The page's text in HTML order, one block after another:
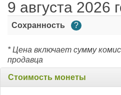
9 августа 2026
Сохранность ?
* Цена включает сумму
продавца
Стоимость монеты